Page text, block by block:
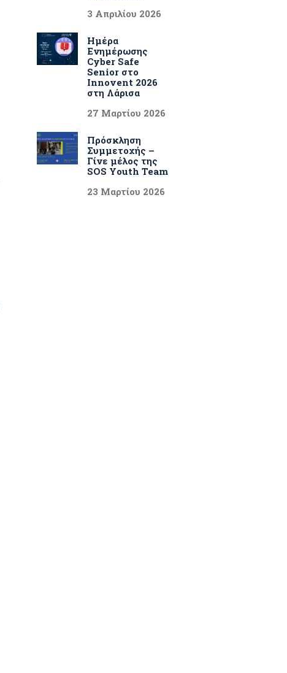
3 Απριλίου 2026
Ημέρα
Ενημέρωσης
Cyber Safe
Senior στο
Innovent 2026
στη Λάρισα
27 Μαρτίου 2026
Πρόσκληση
Συμμετοχής –
Γίνε μέλος της
SOS Youth Team
23 Μαρτίου 2026